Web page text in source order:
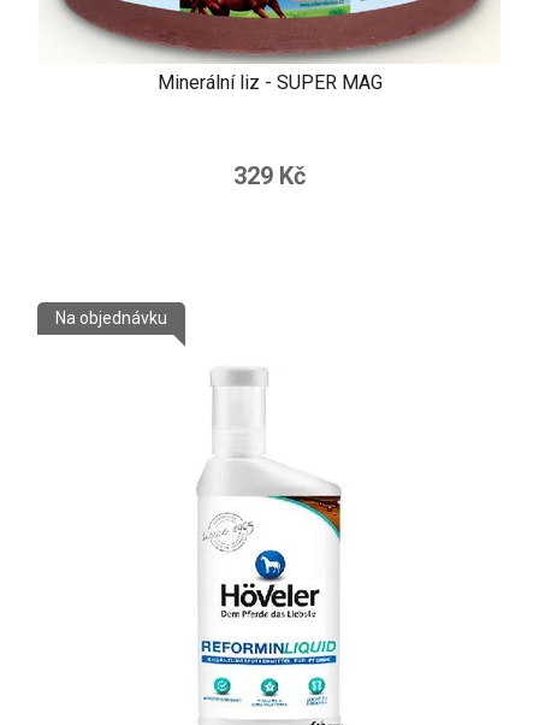
Minerální liz - SUPER MAG
329 Kč
Na objednávku